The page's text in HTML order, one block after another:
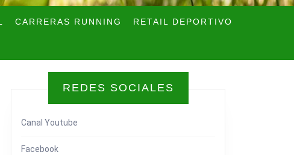
CARRERAS RUNNING RETAIL DEPORTIVO
REDES SOCIALES
Canal Youtube
Facebook